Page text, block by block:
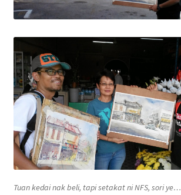
Tuan kedai nak beli, tapi setakat ni NFS, sori ye…